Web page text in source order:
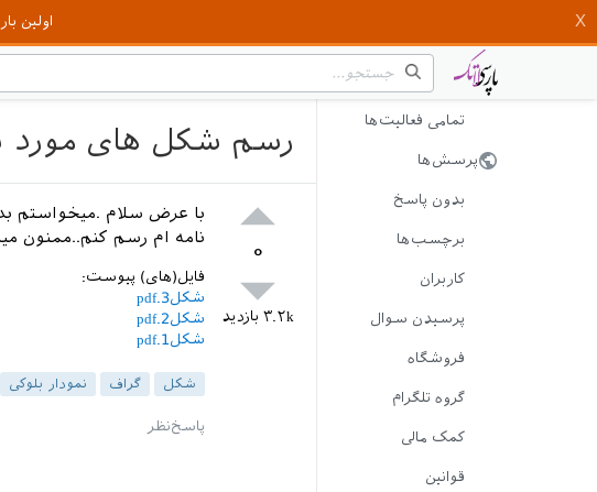
اولین
تمامی فعالیت‌ها
پرسش‌ها
بدون پاسخ
برچسب‌ها
کاربران
پرسیدن سوال
فروشگاه
گروه تلگرام
کمک مالی
قوانین
رسم شکل های مورد
۰
۳.۲k بازدید
با عرض سلام .میخواستم
نامه ام رسم کنم..ممنون
فایل(های) پیوست:
شکل3.pdf
شکل2.pdf
شکل1.pdf
شکل گراف نمودار بلوکی